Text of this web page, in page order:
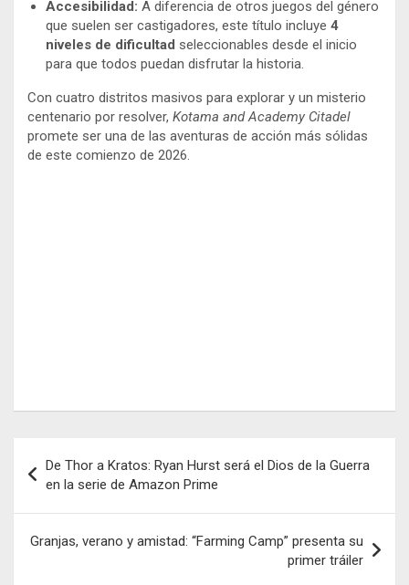
Accesibilidad: A diferencia de otros juegos del género
que suelen ser castigadores, este título incluye 4
niveles de dificultad seleccionables desde el inicio
para que todos puedan disfrutar la historia.
Con cuatro distritos masivos para explorar y un misterio
centenario por resolver, Kotama and Academy Citadel
promete ser una de las aventuras de acción más sólidas
de este comienzo de 2026.
de
entradas
De Thor a Kratos: Ryan Hurst será el Dios de la Guerra
en la serie de Amazon Prime
Granjas, verano y amistad: “Farming Camp” presenta su
primer tráiler